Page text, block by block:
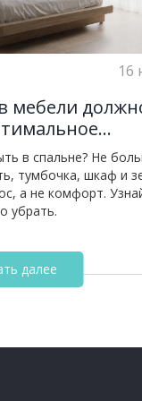
16
мебели
и
в спальне? Не
тумбочка, шкаф и
а не комфорт.
убрать.
далее